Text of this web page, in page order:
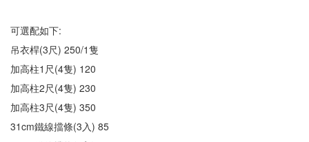
可選配如下:
吊衣桿(3尺) 250/1隻
加高柱1尺(4隻) 120
加高柱2尺(4隻) 230
加高柱3尺(4隻) 350
31cm鐵線擋條(3入) 85